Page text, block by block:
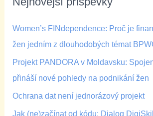
Women’s FINdependence: Proč je
žen jedním z dlouhodobých témat
Projekt PANDORA v Moldavsku:
přináší nové pohledy na podnikání žen
Ochrana dat není jednorázový projekt
Jak (ne)začínat od kódu: Dialog